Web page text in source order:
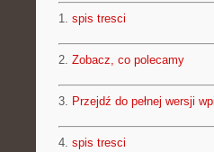
1. spis tresci
2. Zobacz, co polecamy
3. Przejdź do pełnej wersji
4. spis tresci